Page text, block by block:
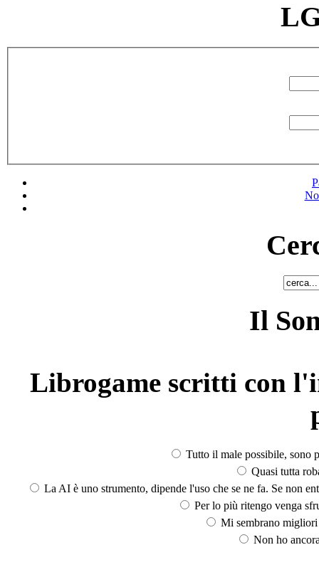
Il
Librogame scritti con
Tutto il male possibile, sono
Quasi tutta
La AI è uno strumento, dipende l'uso che se ne fa. Se non
Per lo più ritengo venga
Mi sembrano
Non ho